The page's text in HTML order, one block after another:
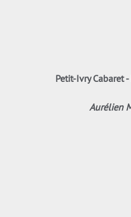
Petit-Ivry Cabaret
Aurélien